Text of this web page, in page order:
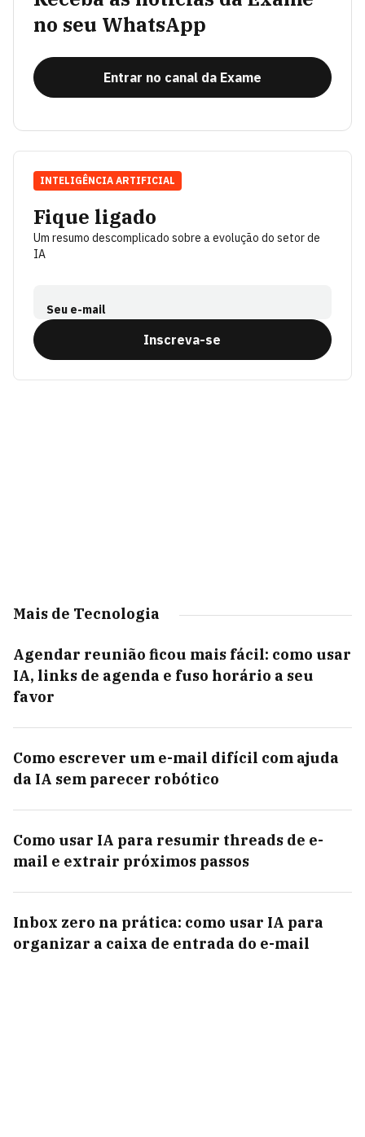
no seu WhatsApp
Entrar no canal da Exame
Fique ligado
Um resumo descomplicado sobre a evolução do setor de
IA
Seu e-mail
Inscreva-se
INTELIGÊNCIA ARTIFICIAL
Mais de Tecnologia
Agendar reunião ficou mais fácil: como usar
IA, links de agenda e fuso horário a seu
favor
Como escrever um e-mail difícil com ajuda
da IA sem parecer robótico
Como usar IA para resumir threads de e-
mail e extrair próximos passos
Inbox zero na prática: como usar IA para
organizar a caixa de entrada do e-mail